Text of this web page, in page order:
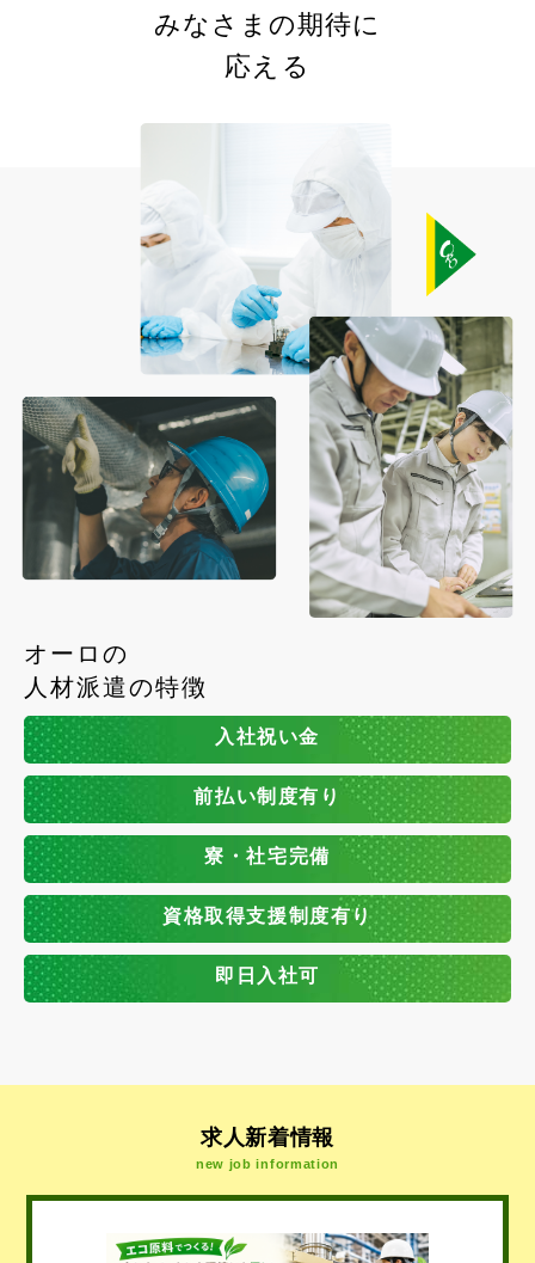
みなさまの期待に
応える
オーロの
人材派遣の特徴
入社祝い金
前払い制度有り
寮・社宅完備
資格取得支援制度有り
即日入社可
求人新着情報
new job information